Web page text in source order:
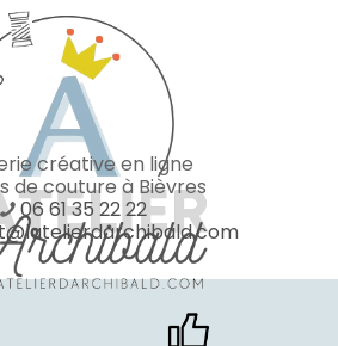
créative en ligne
de couture à Bièvres
06 61 35 22 22